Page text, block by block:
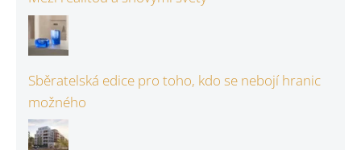
Sběratelská edice pro toho, kdo se nebojí hranic
možného